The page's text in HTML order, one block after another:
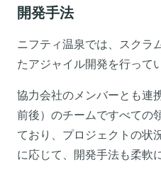
開発手法
ニフティ温泉では、スクラ
たアジャイル開発を行って
協力会社のメンバーとも連
前後）のチームですべての
ており、プロジェクトの状
に応じて、開発手法も柔軟